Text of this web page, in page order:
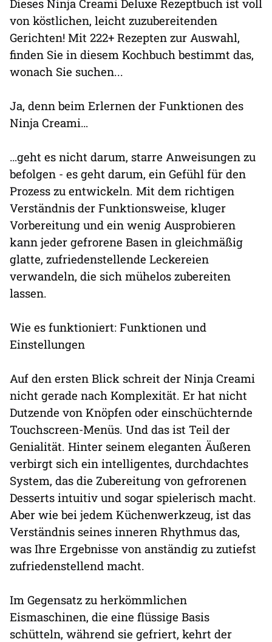
Dieses Ninja Creami Deluxe Rezeptbuch ist voll
von köstlichen, leicht zuzubereitenden
Gerichten! Mit 222+ Rezepten zur Auswahl,
finden Sie in diesem Kochbuch bestimmt das,
wonach Sie suchen...
Ja, denn beim Erlernen der Funktionen des
Ninja Creami…
…geht es nicht darum, starre Anweisungen zu
befolgen - es geht darum, ein Gefühl für den
Prozess zu entwickeln. Mit dem richtigen
Verständnis der Funktionsweise, kluger
Vorbereitung und ein wenig Ausprobieren
kann jeder gefrorene Basen in gleichmäßig
glatte, zufriedenstellende Leckereien
verwandeln, die sich mühelos zubereiten
lassen.
Wie es funktioniert: Funktionen und
Einstellungen
Auf den ersten Blick schreit der Ninja Creami
nicht gerade nach Komplexität. Er hat nicht
Dutzende von Knöpfen oder einschüchternde
Touchscreen-Menüs. Und das ist Teil der
Genialität. Hinter seinem eleganten Äußeren
verbirgt sich ein intelligentes, durchdachtes
System, das die Zubereitung von gefrorenen
Desserts intuitiv und sogar spielerisch macht.
Aber wie bei jedem Küchenwerkzeug, ist das
Verständnis seines inneren Rhythmus das,
was Ihre Ergebnisse von anständig zu zutiefst
zufriedenstellend macht.
Im Gegensatz zu herkömmlichen
Eismaschinen, die eine flüssige Basis
schütteln, während sie gefriert, kehrt der